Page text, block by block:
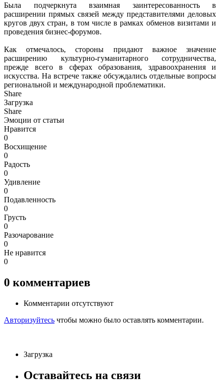
Была подчеркнута взаимная заинтересованность в
расширении прямых связей между представителями деловых
кругов двух стран, в том числе в рамках обменов визитами и
проведения бизнес-форумов.
Как отмечалось, стороны придают важное значение
расширению культурно-гуманитарного сотрудничества,
прежде всего в сферах образования, здравоохранения и
искусства. На встрече также обсуждались отдельные вопросы
региональной и международной проблематики.
Share
Загрузка
Share
Эмоции от статьи
Нравится
0
Восхищение
0
Радость
0
Удивление
0
Подавленность
0
Грусть
0
Разочарование
0
Не нравится
0
0 комментариев
Комментарии отсутствуют
Авторизуйтесь чтобы можно было оставлять комментарии.
Загрузка
Оставайтесь на связи